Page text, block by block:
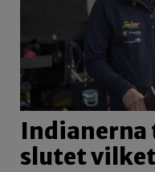
Indianerna
slutet